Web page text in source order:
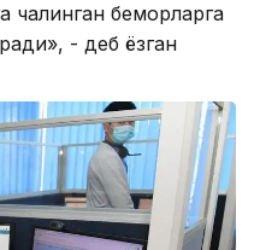
чалинган беморларга
- деб ёзган